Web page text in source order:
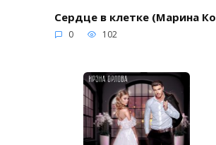
Сердце в клетке (Марина
0 102